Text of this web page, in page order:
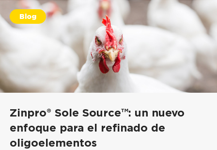
Blog
Zinpro® Sole Source™: un nuevo
enfoque para el refinado de
oligoelementos